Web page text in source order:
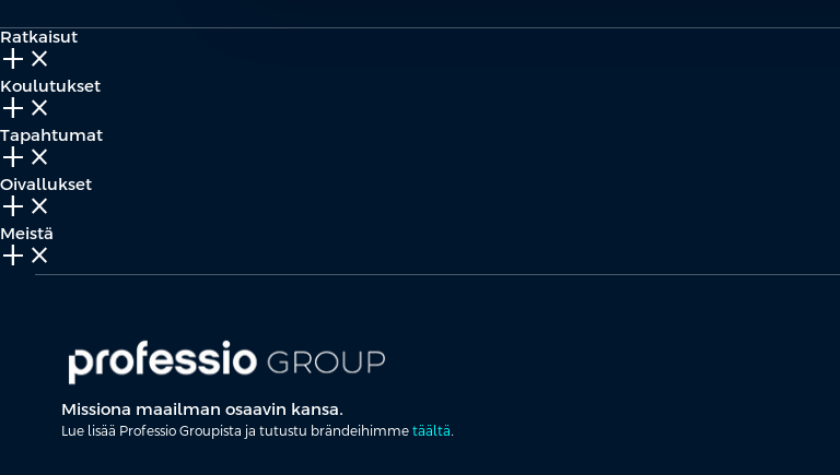
Ratkaisut
add_2 close
Koulutukset
add_2 close
Tapahtumat
add_2 close
Oivallukset
add_2 close
Meistä
add_2 close
Missiona maailman osaavin kansa.
Lue lisää Professio Groupista ja tutustu brändeihimme täältä.